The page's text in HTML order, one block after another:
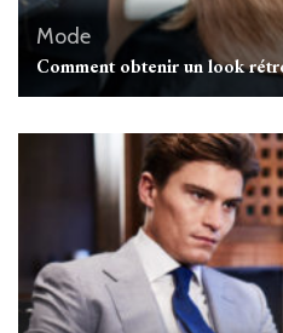
Mode
Comment obtenir un look